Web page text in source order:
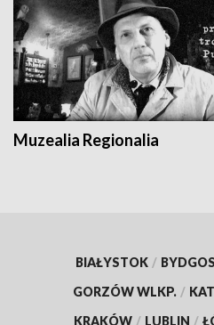
Muzealia Regionalia
BIAŁYSTOK /
GORZÓW WLKP. /
KRAKÓW / LUBLIN /